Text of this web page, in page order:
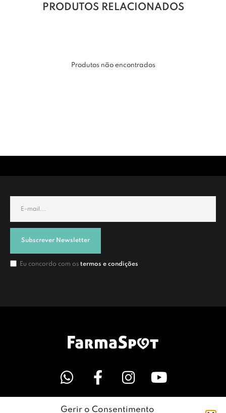
Gerir o Consentimento
PRODUTOS RELACIONADOS
Produtos não encontrados
Subscrever Newsletter
Eu concordo com os termos e condições